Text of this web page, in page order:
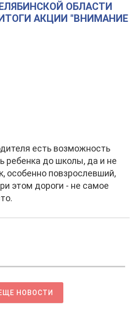
ОБЛАСТИ
АКЦИИ "ВНИМАНИЕ
есть возможность
ребенка до школы, да и не
особенно повзрослевший,
этом дороги - не самое
НОВОСТИ